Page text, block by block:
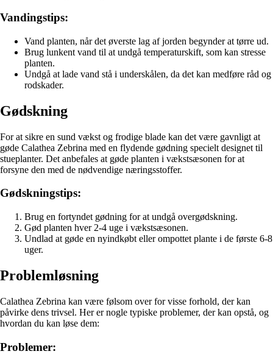
Vandingstips:
Vand planten, når det øverste lag af jorden begynder at tørre ud.
Brug lunkent vand til at undgå temperaturskift, som kan stresse
planten.
Undgå at lade vand stå i underskålen, da det kan medføre råd og
rodskader.
Gødskning
For at sikre en sund vækst og frodige blade kan det være gavnligt at
gøde Calathea Zebrina med en flydende gødning specielt designet til
stueplanter. Det anbefales at gøde planten i vækstsæsonen for at
forsyne den med de nødvendige næringsstoffer.
Gødskningstips:
Brug en fortyndet gødning for at undgå overgødskning.
Gød planten hver 2-4 uge i vækstsæsonen.
Undlad at gøde en nyindkøbt eller ompottet plante i de første 6-8
uger.
Problemløsning
Calathea Zebrina kan være følsom over for visse forhold, der kan
påvirke dens trivsel. Her er nogle typiske problemer, der kan opstå, og
hvordan du kan løse dem:
Problemer: